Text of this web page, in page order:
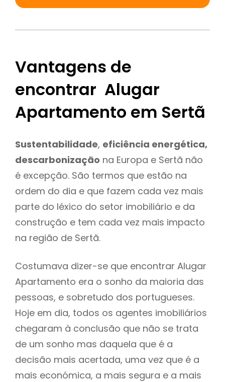
Vantagens de
encontrar Alugar
Apartamento em Sertã
Sustentabilidade, eficiência energética,
descarbonização na Europa e Sertã não
é excepção. São termos que estão na
ordem do dia e que fazem cada vez mais
parte do léxico do setor imobiliário e da
construção e tem cada vez mais impacto
na região de Sertã.
Costumava dizer-se que encontrar Alugar
Apartamento era o sonho da maioria das
pessoas, e sobretudo dos portugueses.
Hoje em dia, todos os agentes imobiliários
chegaram à conclusão que não se trata
de um sonho mas daquela que é a
decisão mais acertada, uma vez que é a
mais económica, a mais segura e a mais